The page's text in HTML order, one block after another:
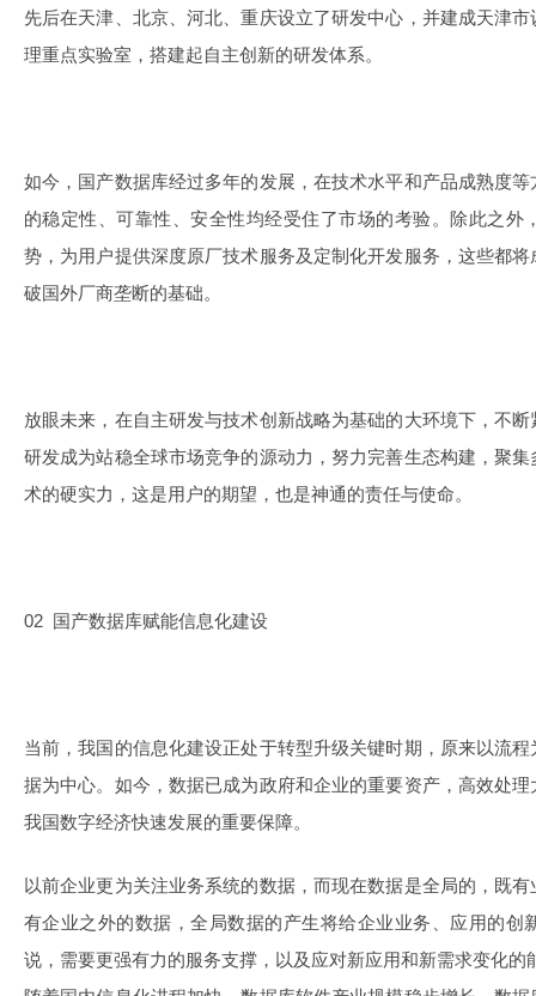
先后在天津、北京、河北、重庆设立了研发中心，并建成天津
理重点实验室，搭建起自主创新的研发体系。
如今，国产数据库经过多年的发展，在技术水平和产品成熟度
的稳定性、可靠性、安全性均经受住了市场的考验。除此之外
势，为用户提供深度原厂技术服务及定制化开发服务，这些都
破国外厂商垄断的基础。
放眼未来，在自主研发与技术创新战略为基础的大环境下，不
研发成为站稳全球市场竞争的源动力，努力完善生态构建，聚
术的硬实力，这是用户的期望，也是神通的责任与使命。
02 国产数据库赋能信息化建设
当前，我国的信息化建设正处于转型升级关键时期，原来以流
据为中心。 如今，数据已成为政府和企业的重要资产，高效处
我国数字经济快速发展的重要保障。
以前企业更为关注业务系统的数据，而现在数据是全局的，既
有企业之外的数据，全局数据的产生将给企业业务、应用的创
说，需要更强有力的服务支撑，以及应对新应用和新需求变化的